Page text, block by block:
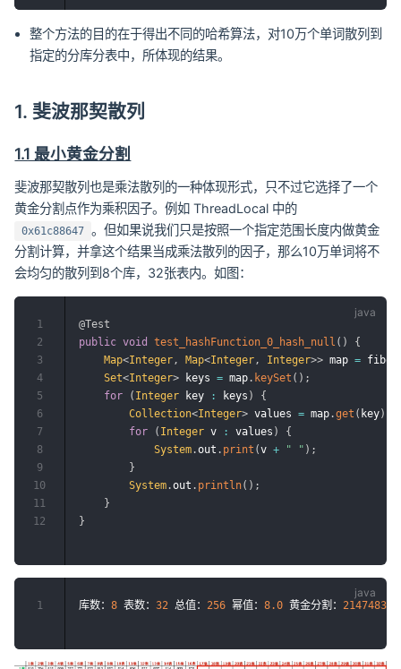
整个方法的目的在于得出不同的哈希算法，对10万个单词散列到
指定的分库分表中，所体现的结果。
1. 斐波那契散列
1.1 最小黄金分割
斐波那契散列也是乘法散列的一种体现形式，只不过它选择了一个
黄金分割点作为乘积因子。例如 ThreadLocal 中的
0x61c88647 。但如果说我们只是按照一个指定范围长度内做黄金
分割计算，并拿这个结果当成乘法散列的因子，那么10万单词将不
会均匀的散列到8个库，32张表内。如图：
@Test
public void test_hashFunction_0_hash_null ( )
{
Map<Integer, Map<Integer, Integer>> map =
Set<Integer> keys = map . keySet ( ) ;
for
( Integer key : keys )
{
Collection<Integer> values = map .get ( key)
for
( Integer v : values )
{
System .out . print (v + " " ) ;
}
System .out . println( ) ;
}
}
1
2
3
4
5
6
7
8
9
10
11
12
库数： 8 表数： 32 总值： 256 幂值： 8.0 黄金分割：
1